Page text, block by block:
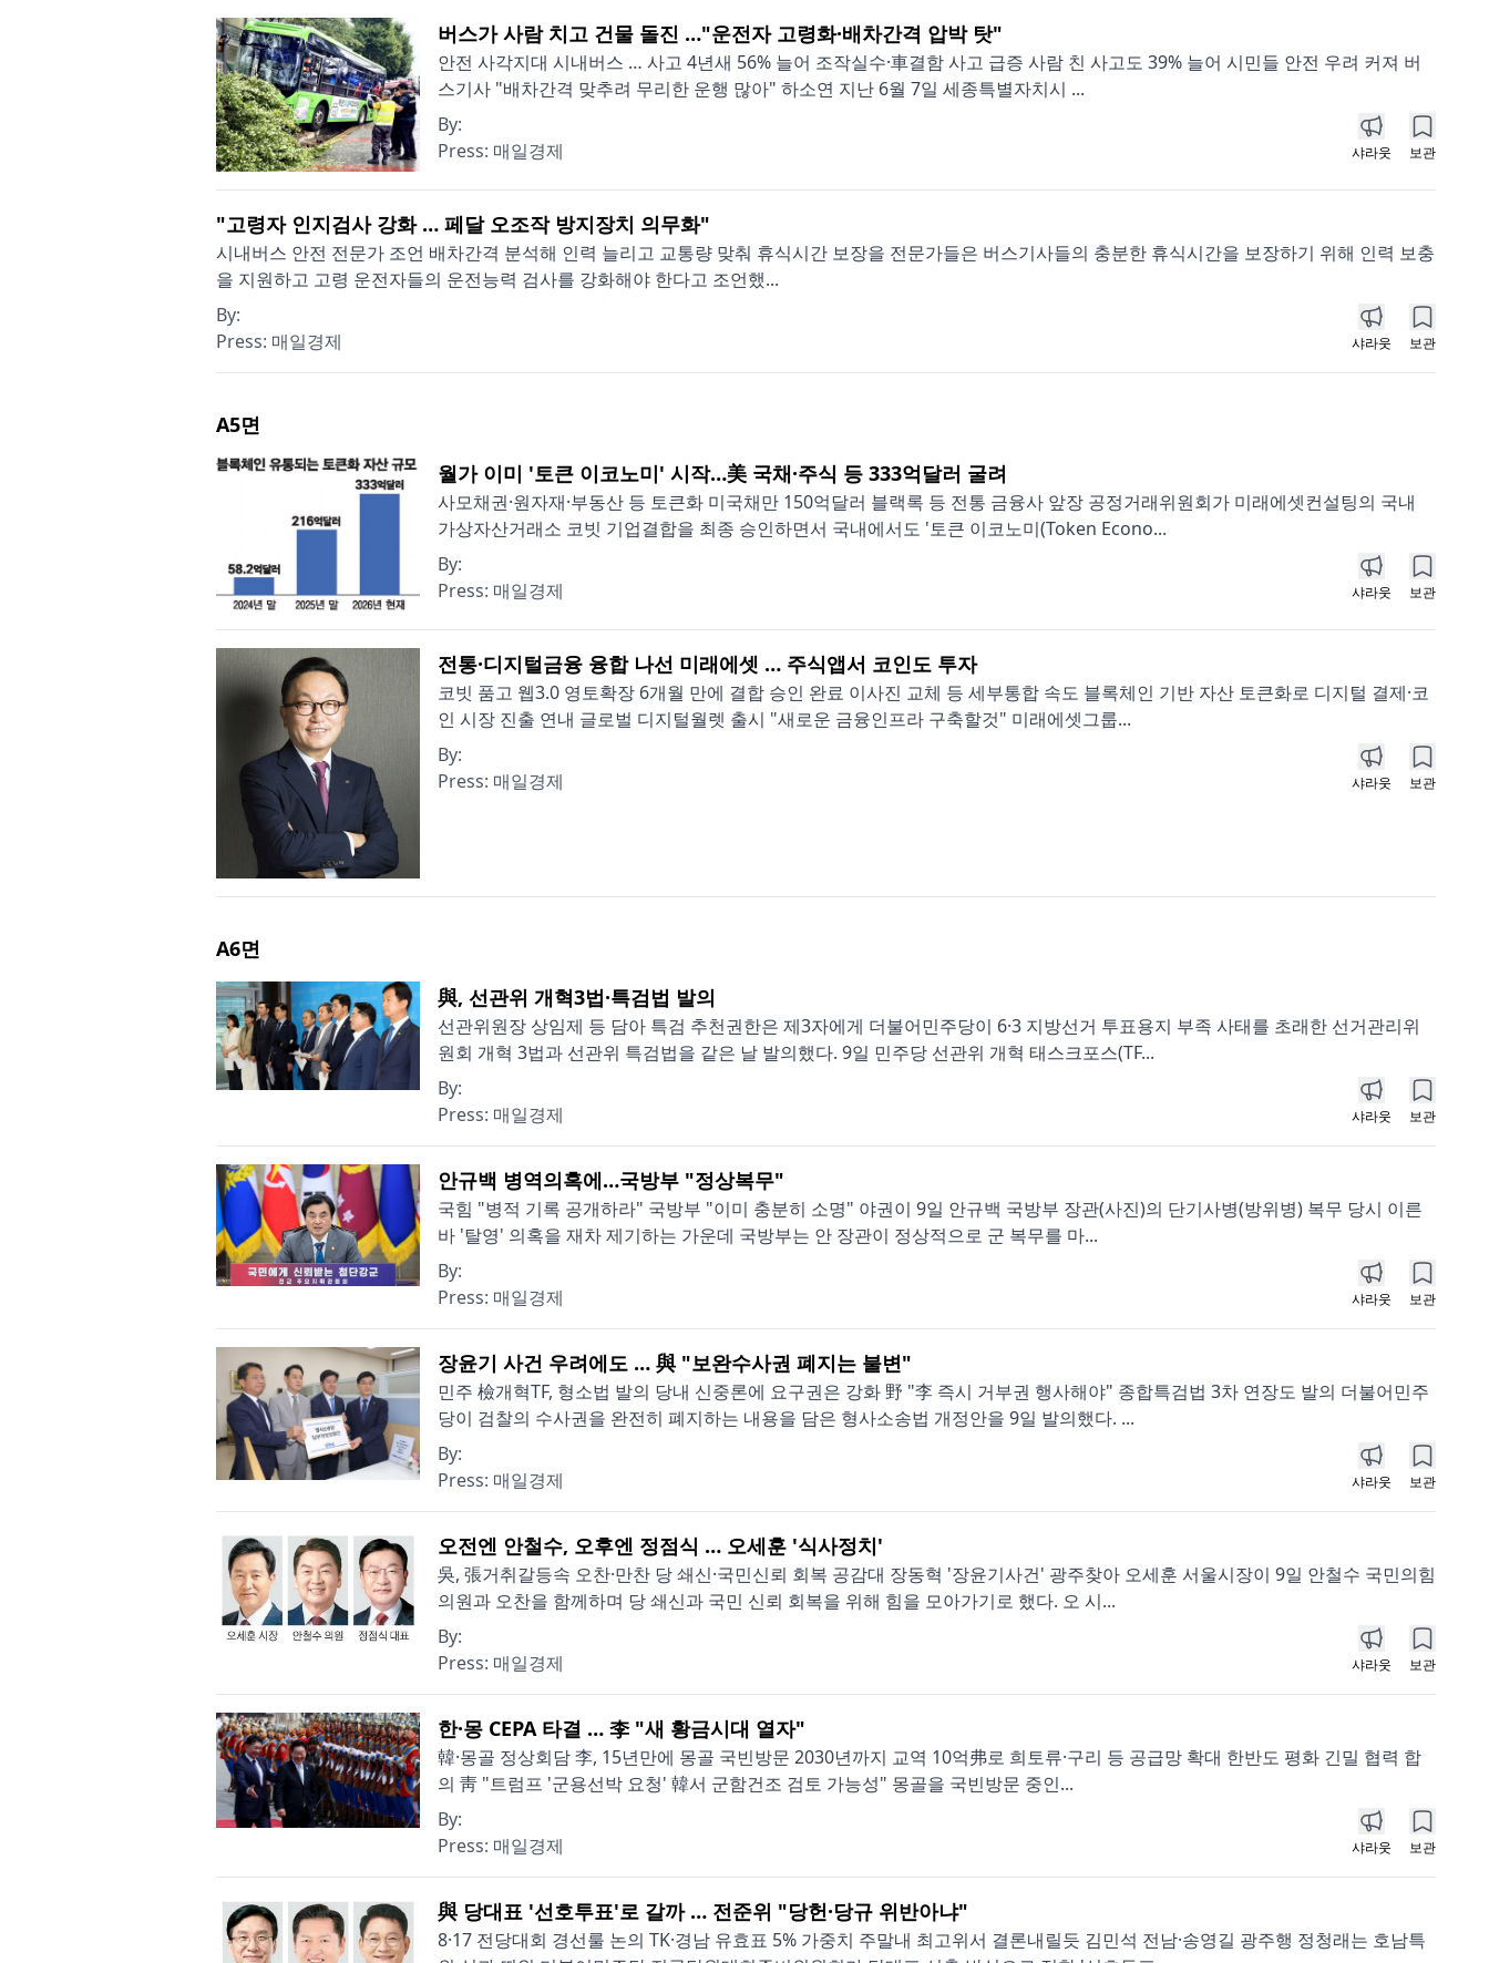
버스가 사람 치고 건물 돌진 …"운전자 고령화·배차간격 압박 탓"
안전 사각지대 시내버스 … 사고 4년새 56% 늘어 조작실수·車결함 사고 급증 사람 친 사고도 39% 늘어 시민들 안전 우려 커져 버
스기사 "배차간격 맞추려 무리한 운행 많아" 하소연 지난 6월 7일 세종특별자치시 ...
By:
Press: 매일경제 샤라웃 보관
"고령자 인지검사 강화 … 페달 오조작 방지장치 의무화"
시내버스 안전 전문가 조언 배차간격 분석해 인력 늘리고 교통량 맞춰 휴식시간 보장을 전문가들은 버스기사들의 충분한 휴식시간을 보장하기 위해 인력 보충
을 지원하고 고령 운전자들의 운전능력 검사를 강화해야 한다고 조언했...
By:
Press: 매일경제 샤라웃 보관
A5면
월가 이미 '토큰 이코노미' 시작…美 국채·주식 등 333억달러 굴려
사모채권·원자재·부동산 등 토큰화 미국채만 150억달러 블랙록 등 전통 금융사 앞장 공정거래위원회가 미래에셋컨설팅의 국내
가상자산거래소 코빗 기업결합을 최종 승인하면서 국내에서도 '토큰 이코노미(Token Econo...
By:
Press: 매일경제 샤라웃 보관
전통·디지털금융 융합 나선 미래에셋 … 주식앱서 코인도 투자
코빗 품고 웹3.0 영토확장 6개월 만에 결합 승인 완료 이사진 교체 등 세부통합 속도 블록체인 기반 자산 토큰화로 디지털 결제·코
인 시장 진출 연내 글로벌 디지털월렛 출시 "새로운 금융인프라 구축할것" 미래에셋그룹...
By:
Press: 매일경제 샤라웃 보관
A6면
與, 선관위 개혁3법·특검법 발의
선관위원장 상임제 등 담아 특검 추천권한은 제3자에게 더불어민주당이 6·3 지방선거 투표용지 부족 사태를 초래한 선거관리위
원회 개혁 3법과 선관위 특검법을 같은 날 발의했다. 9일 민주당 선관위 개혁 태스크포스(TF...
By:
Press: 매일경제 샤라웃 보관
안규백 병역의혹에…국방부 "정상복무"
국힘 "병적 기록 공개하라" 국방부 "이미 충분히 소명" 야권이 9일 안규백 국방부 장관(사진)의 단기사병(방위병) 복무 당시 이른
바 '탈영' 의혹을 재차 제기하는 가운데 국방부는 안 장관이 정상적으로 군 복무를 마...
By:
Press: 매일경제 샤라웃 보관
장윤기 사건 우려에도 … 與 "보완수사권 폐지는 불변"
민주 檢개혁TF, 형소법 발의 당내 신중론에 요구권은 강화 野 "李 즉시 거부권 행사해야" 종합특검법 3차 연장도 발의 더불어민주
당이 검찰의 수사권을 완전히 폐지하는 내용을 담은 형사소송법 개정안을 9일 발의했다. ...
By:
Press: 매일경제 샤라웃 보관
오전엔 안철수, 오후엔 정점식 … 오세훈 '식사정치'
吳, 張거취갈등속 오찬·만찬 당 쇄신·국민신뢰 회복 공감대 장동혁 '장윤기사건' 광주찾아 오세훈 서울시장이 9일 안철수 국민의힘
의원과 오찬을 함께하며 당 쇄신과 국민 신뢰 회복을 위해 힘을 모아가기로 했다. 오 시...
By:
Press: 매일경제 샤라웃 보관
한·몽 CEPA 타결 … 李 "새 황금시대 열자"
韓·몽골 정상회담 李, 15년만에 몽골 국빈방문 2030년까지 교역 10억弗로 희토류·구리 등 공급망 확대 한반도 평화 긴밀 협력 합
의 靑 "트럼프 '군용선박 요청' 韓서 군함건조 검토 가능성" 몽골을 국빈방문 중인...
By:
Press: 매일경제 샤라웃 보관
與 당대표 '선호투표'로 갈까 … 전준위 "당헌·당규 위반아냐"
8·17 전당대회 경선룰 논의 TK·경남 유효표 5% 가중치 주말내 최고위서 결론내릴듯 김민석 전남·송영길 광주행 정청래는 호남특